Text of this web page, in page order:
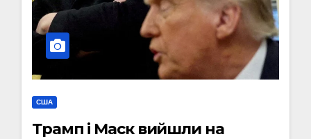
США
Трамп і Маск вийшли на